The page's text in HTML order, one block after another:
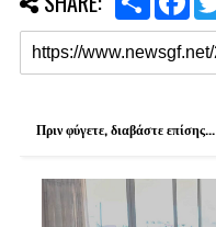
a
r
e
c
e
b
o
Πριν φύγετε, διαβάστε επίσης...